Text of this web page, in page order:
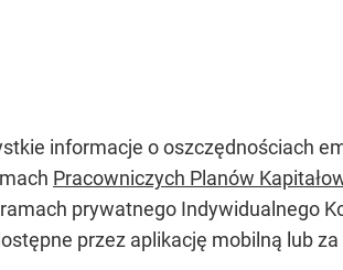
informacje o oszczędnościach
Pracowniczych Planów
prywatnego Indywidualnego
przez aplikację mobilną lub